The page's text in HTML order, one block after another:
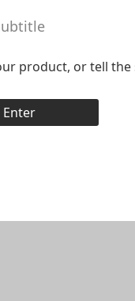
product, or tell the
Enter